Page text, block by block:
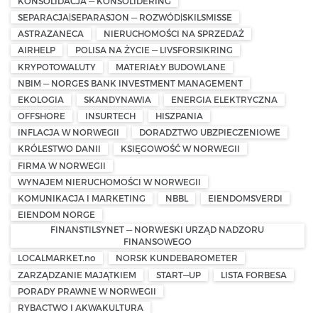
SEPARACJA|SEPARASJON — ROZWÓD|SKILSMISSE
ASTRAZANECA
NIERUCHOMOŚCI NA SPRZEDAŻ
AIRHELP
POLISA NA ŻYCIE — LIVSFORSIKRING
KRYPOTOWALUTY
MATERIAŁY BUDOWLANE
NBIM — NORGES BANK INVESTMENT MANAGEMENT
EKOLOGIA
SKANDYNAWIA
ENERGIA ELEKTRYCZNA
OFFSHORE
INSURTECH
HISZPANIA
INFLACJA W NORWEGII
DORADZTWO UBZPIECZENIOWE
KRÓLESTWO DANII
KSIĘGOWOŚĆ W NORWEGII
FIRMA W NORWEGII
WYNAJEM NIERUCHOMOŚCI W NORWEGII
KOMUNIKACJA I MARKETING
NBBL
EIENDOMSVERDI
EIENDOM NORGE
FINANSTILSYNET — NORWESKI URZĄD NADZORU
FINANSOWEGO
LOCALMARKET.no
NORSK KUNDEBAROMETER
ZARZĄDZANIE MAJĄTKIEM
START—UP
LISTA FORBESA
PORADY PRAWNE W NORWEGII
RYBACTWO I AKWAKULTURA